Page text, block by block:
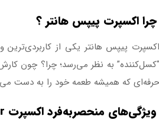
چرا اکسپرت پیپس هانتر ؟
اکسپرت پیپس هانتر یکی از کاربردی‌ترین
“کسل‌کننده” به نظر می‌رسد؛ چرا؟ چون
حرفه‌ای که همیشه طعمه خود را به دست
ویژگی‌های منحصربه‌فرد اکسپرت Pips Hunter